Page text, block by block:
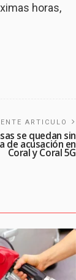
horas,
ARTICULO
se quedan sin
de acusación en
Coral y Coral 5G